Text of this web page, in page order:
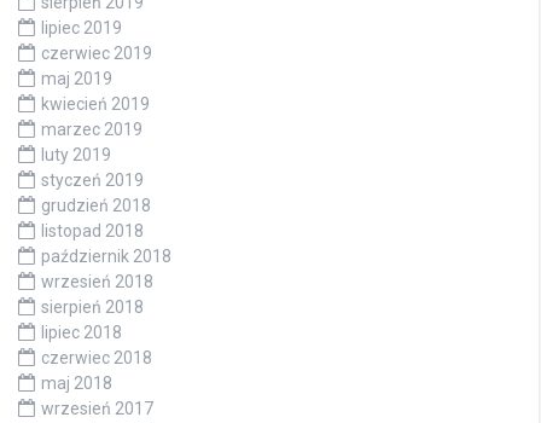
lipiec 2019
czerwiec 2019
maj 2019
kwiecień 2019
marzec 2019
luty 2019
styczeń 2019
grudzień 2018
listopad 2018
październik 2018
wrzesień 2018
sierpień 2018
lipiec 2018
czerwiec 2018
maj 2018
wrzesień 2017